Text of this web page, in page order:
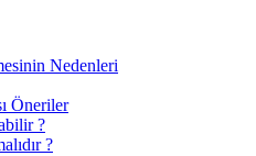
Nedenleri
Öneriler
?
?